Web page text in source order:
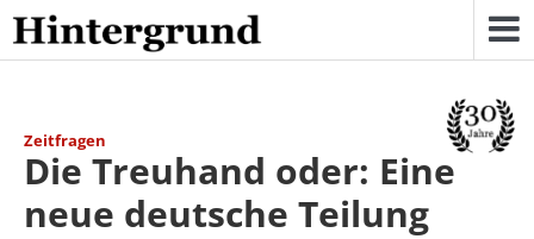
Skip
to
content
Zeitfragen
Die Treuhand oder: Eine
neue deutsche Teilung